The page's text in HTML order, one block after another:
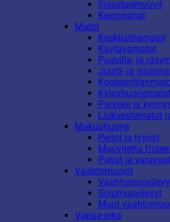
Sisustusmuovit
Keinonahat
Matot
Keskilattiamatot
Käytävämatot
Puuvilla- ja
Juutti- ja
Parveke ja
Liukuestematot
Makuuhuone
Peitot ja tyynyt
Muovitettu
Patjat ja
Vaahtomuovit
Solumuovilevyt
Muut
Vapaa-aika